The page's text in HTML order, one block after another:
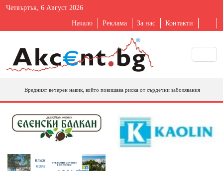
Четвъртък, 6 Август 2026
Начало Реклама За нас Контакти
Вредният вечерен навик, който повишава риска от сърдечни заболявания